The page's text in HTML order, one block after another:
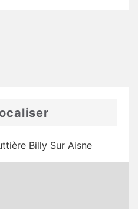
Billy Sur Aisne